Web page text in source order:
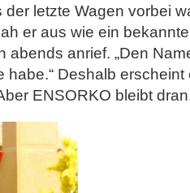
letzte Wagen vorbei
er aus wie ein
abends anrief. „Den
habe.“ Deshalb
ENSORKO bleibt